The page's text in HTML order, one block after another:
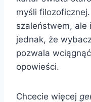
myśli
szaleństwem, ale
jednak, że
pozwala
opowieści.
Chcecie więcej